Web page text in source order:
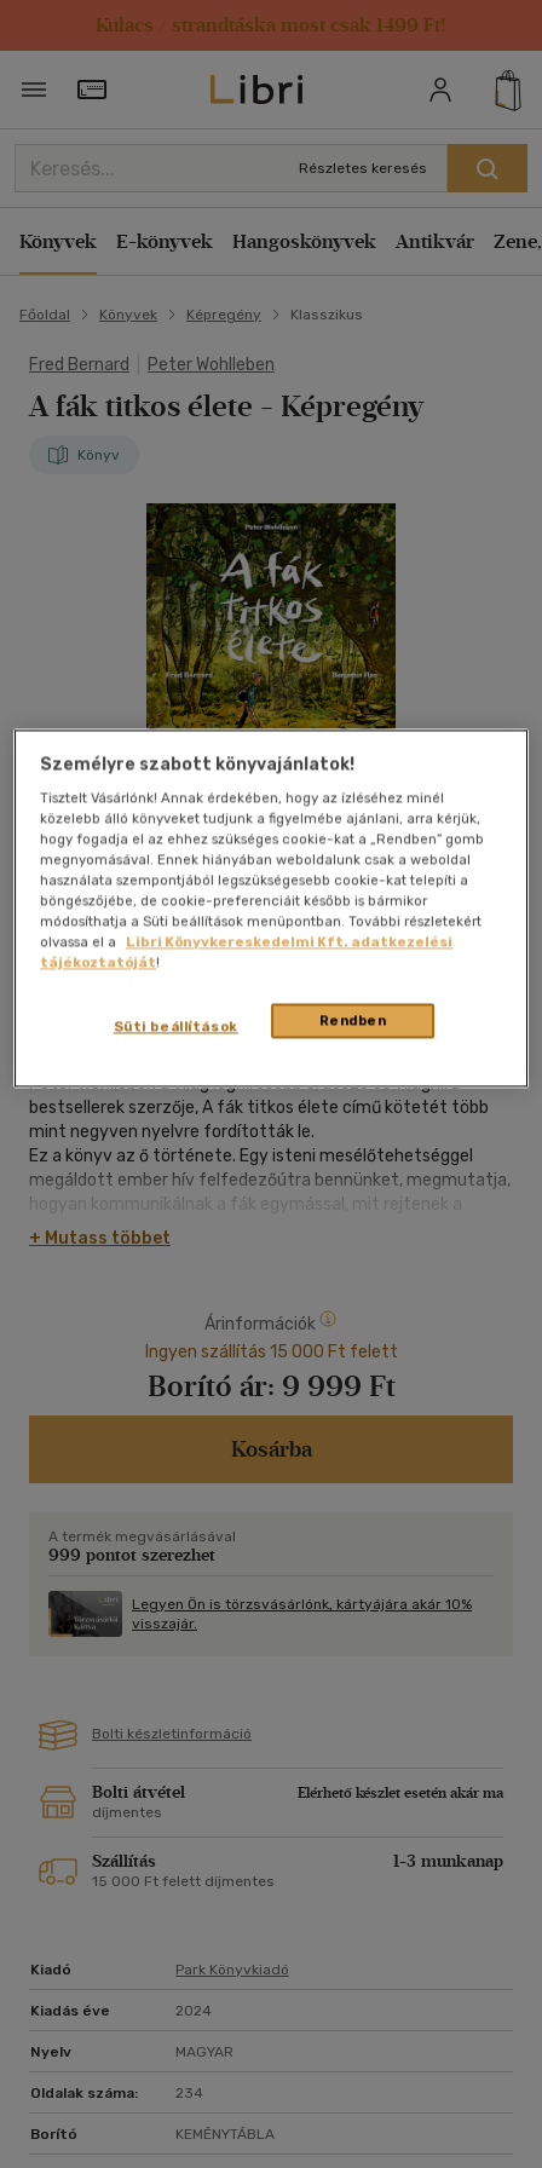
Kulacs / strandtáska most csak 1499 Ft!
Törzsvásárlói Kártya adatai
Részletes keresés
Könyvek E-könyvek Hangoskönyvek Antikvár
Főoldal Könyvek Képregény Klasszikus
Fred Bernard Peter Wohlleben
A fák titkos élete - Képregény
Könyv
Kívánságlistához adom Megosztom
magyar nyelvű|keménytábla
Peter Wohlleben a világ leghíresebb erdésze és világhírű
bestsellerek szerzője, A fák titkos élete című kötetét több
mint negyven nyelvre fordították le.
Ez a könyv az ő története. Egy isteni mesélőtehetséggel
megáldott ember hív felfedezőútra bennünket, megmutatja,
hogyan kommunikálnak a fák egymással, mit rejtenek a
kérgük alatt, a föld alatt, hogyan mozognak, miként
védekeznek a növényevők és a kártevők ellen.
nem pusztán környezetvédelem, hanem olyan tett, amely az
emberiség egészének továbbélését biztosítja.
+ Mutass többet
Árinformációk
Ingyen szállítás 15 000 Ft felett
Borító ár: 9 999 Ft
Kosárba
A termék megvásárlásával
999 pontot szerezhet
Legyen Ön is törzsvásárlónk, kártyájára akár 10%
visszajár.
Bolti készletinformáció
Bolti átvétel
Elérhető készlet esetén akár ma
díjmentes
Szállítás 1-3 munkanap
15 000 Ft felett díjmentes
Kiadó Park Könyvkiadó
Kiadás éve 2024
Nyelv MAGYAR
Oldalak száma: 234
Borító KEMÉNYTÁBLA
Személyre szabott könyvajánlatok!
Tisztelt Vásárlónk! Annak érdekében, hogy az ízléséhez minél
közelebb álló könyveket tudjunk a figyelmébe ajánlani, arra kérjük,
hogy fogadja el az ehhez szükséges cookie-kat a „Rendben” gomb
megnyomásával. Ennek hiányában weboldalunk csak a weboldal
használata szempontjából legszükségesebb cookie-kat telepíti a
böngészőjébe, de cookie-preferenciáit később is bármikor
módosíthatja a Süti beállítások menüpontban. További részletekért
olvassa el a
Libri Könyvkereskedelmi Kft. adatkezelési
tájékoztatóját!
Rendben
Süti beállítások